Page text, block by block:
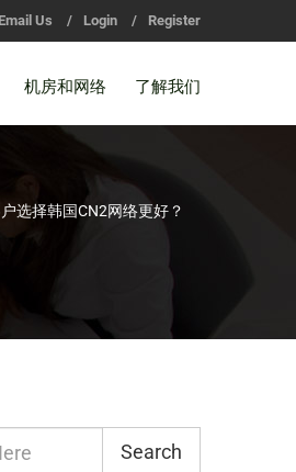
Email Us / Login / Register
机房和网络 了解我们
选择韩国CN2网络更好？
Search